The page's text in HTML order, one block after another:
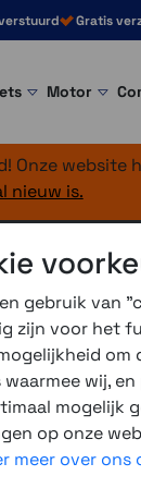
Gratis
Motor
Onze
nieuw is.
gebruik van
zijn voor het
om
wij,
mogelijk
op onze
meer over ons